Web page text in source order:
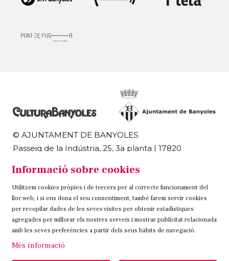
© AJUNTAMENT DE BANYOLES
Passeig de la Indústria, 25, 3a planta | 17820
972 58 18 48 | 972 57 00 50
Sitemap Avís Legal Ús de Cookies Contacteu
Link a instagram
Link a twitter
Link a facebook
Informació sobre cookies
Utilitzem cookies pròpies i de tercers per al correcte funcionament del
lloc web, i si ens dona el seu consentiment, també farem servir cookies
per recopilar dades de les seves visites per obtenir estadístiques
agregades per millorar els nostres serveis i mostrar publicitat relacionada
amb les seves preferències a partir dels seus hàbits de navegació.
Més informació